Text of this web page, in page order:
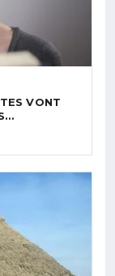
VONT